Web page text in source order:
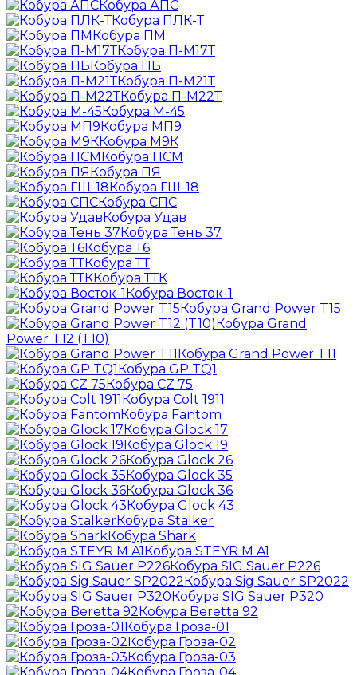
Кобура АПС
Кобура ПЛК-Т
Кобура ПМ
Кобура П-М17Т
Кобура ПБ
Кобура П-М21Т
Кобура П-М22Т
Кобура М-45
Кобура МП9
Кобура М9К
Кобура ПСМ
Кобура ПЯ
Кобура ГШ-18
Кобура СПС
Кобура Удав
Кобура Тень 37
Кобура Т6
Кобура ТТ
Кобура ТТК
Кобура Восток-1
Кобура Grand Power T15
Кобура Grand
Power T12 (T10)
Кобура Grand Power T11
Кобура GP TQ1
Кобура CZ 75
Кобура Colt 1911
Кобура Fantom
Кобура Glock 17
Кобура Glock 19
Кобура Glock 26
Кобура Glock 35
Кобура Glock 36
Кобура Glock 43
Кобура Stalker
Кобура Shark
Кобура STEYR M A1
Кобура SIG Sauer P226
Кобура Sig Sauer SP2022
Кобура SIG Sauer P320
Кобура Beretta 92
Кобура Гроза-01
Кобура Гроза-02
Кобура Гроза-03